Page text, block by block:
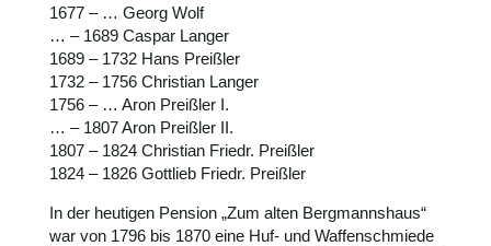
1677 – … Georg Wolf
… – 1689 Caspar Langer
1689 – 1732 Hans Preißler
1732 – 1756 Christian Langer
1756 – … Aron Preißler I.
… – 1807 Aron Preißler II.
1807 – 1824 Christian Friedr. Preißler
1824 – 1826 Gottlieb Friedr. Preißler
In der heutigen Pension „Zum alten Bergmannshaus“
war von 1796 bis 1870 eine Huf- und Waffenschmiede